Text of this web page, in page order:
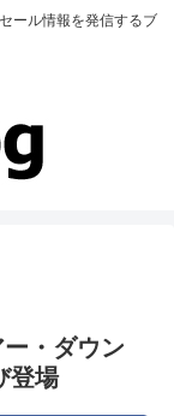
ール情報を発信するブ
・ダウン
登場